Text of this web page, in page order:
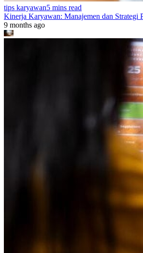
tips karyawan5 mins read
Kinerja Karyawan: Manajemen dan Strategi
9 months ago